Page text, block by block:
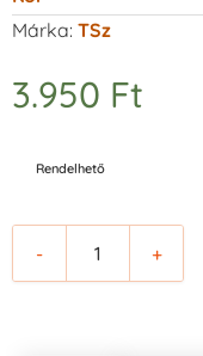
Márka: TSz
3.950 Ft
Rendelhető
- +